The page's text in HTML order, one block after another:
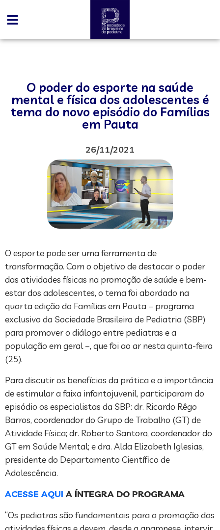
O poder do esporte na saúde
mental e física dos adolescentes é
tema do novo episódio do Famílias
em Pauta
26/11/2021
O esporte pode ser uma ferramenta de
transformação. Com o objetivo de destacar o poder
das atividades físicas na promoção de saúde e bem-
estar dos adolescentes, o tema foi abordado na
quarta edição do Famílias em Pauta – programa
exclusivo da Sociedade Brasileira de Pediatria (SBP)
para promover o diálogo entre pediatras e a
população em geral –, que foi ao ar nesta quinta-feira
(25).
Para discutir os benefícios da prática e a importância
de estimular a faixa infantojuvenil, participaram do
episódio os especialistas da SBP: dr. Ricardo Rêgo
Barros, coordenador do Grupo de Trabalho (GT) de
Atividade Física; dr. Roberto Santoro, coordenador do
GT em Saúde Mental; e dra. Alda Elizabeth Iglesias,
presidente do Departamento Científico de
Adolescência.
ACESSE AQUI A ÍNTEGRA DO PROGRAMA
“Os pediatras são fundamentais para a promoção das